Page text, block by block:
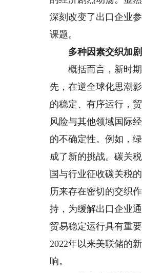
深刻改变了出口企业
课题。
多种因素交织加剧
概括而言，新时期
先，在逆全球化思潮
的稳定、有序运行，
风险与其他领域国际
的不确定性。例如，
成了新的挑战。碳关
国与行业征收碳关税
历来存在密切的交织
持，为缓解出口企业
贸易稳定运行具有重
2022年以来美联储的
响。